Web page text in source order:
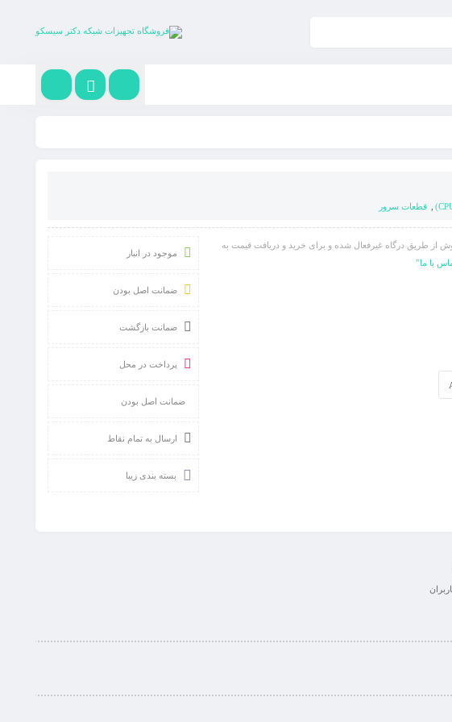
قطعات سرور
از طریق درگاه غیرفعال شده و برای خرید و دریافت قیمت به
با ما”
موجود در انبار
ضمانت اصل بودن
ضمانت بازگشت
پرداخت در محل
ضمانت اصل بودن
ارسال به تمام نقاط
بسته بندی زیبا